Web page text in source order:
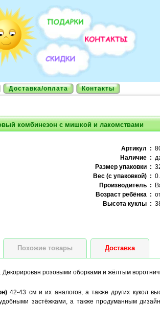
Доставка/оплата Контакты
комбинезон с мишкой и лакомствами
Артикул :
Наличие :
Размер упаковки :
Вес (с упаковкой) :
Производитель :
Возраст ребёнка :
Высота куклы :
Похожие товары Доставка
розовыми оборками и жёлтым
42-43 см и их аналогов, а также других кукол
застёжками, а также продуманным